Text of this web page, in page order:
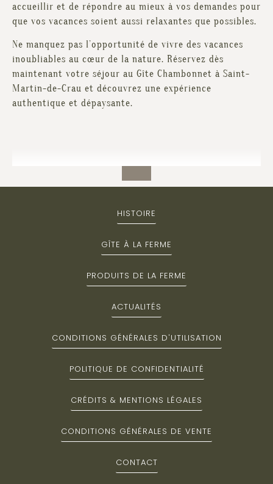
accueillir et de répondre au mieux à vos demandes pour
que vos vacances soient aussi relaxantes que possibles.
Ne manquez pas l’opportunité de vivre des vacances
inoubliables au cœur de la nature. Réservez dès
maintenant votre séjour au Gîte Chambonnet à Saint-
Martin-de-Crau et découvrez une expérience
authentique et dépaysante.
HISTOIRE
GÎTE À LA FERME
PRODUITS DE LA FERME
ACTUALITÉS
CONDITIONS GÉNÉRALES D'UTILISATION
POLITIQUE DE CONFIDENTIALITÉ
CRÉDITS & MENTIONS LÉGALES
CONDITIONS GÉNÉRALES DE VENTE
CONTACT